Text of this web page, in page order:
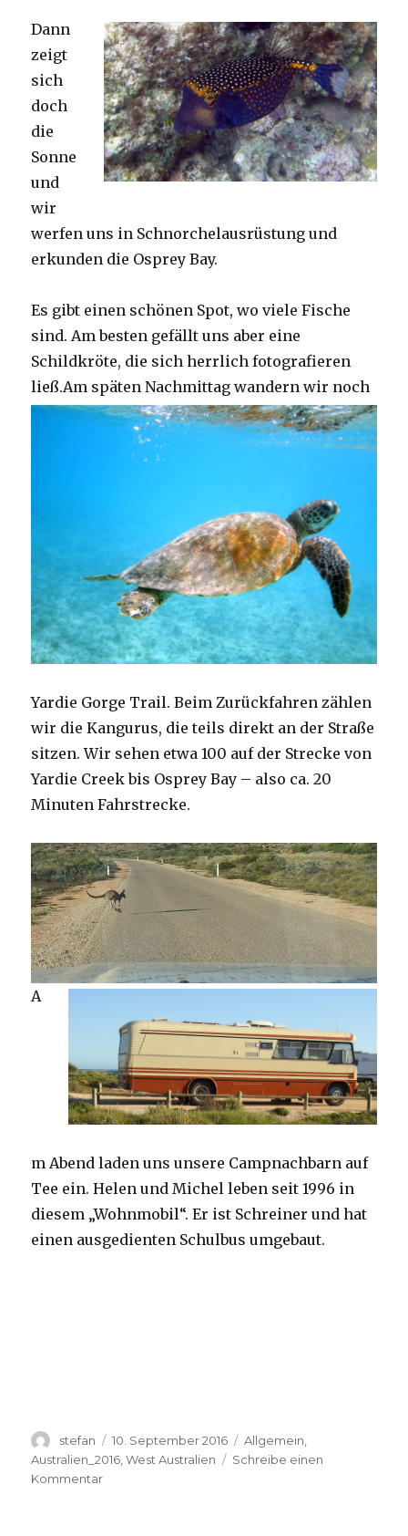
Dann
zeigt
sich
doch
die
Sonne
und
wir
werfen uns in Schnorchelausrüstung und
erkunden die Osprey Bay.
Es gibt einen schönen Spot, wo viele Fische
sind. Am besten gefällt uns aber eine
Schildkröte, die sich herrlich fotografieren
ließ.Am späten Nachmittag wandern wir noch
Yardie Gorge Trail. Beim Zurückfahren zählen
wir die Kangurus, die teils direkt an der Straße
sitzen. Wir sehen etwa 100 auf der Strecke von
Yardie Creek bis Osprey Bay – also ca. 20
Minuten Fahrstrecke.
A
m Abend laden uns unsere Campnachbarn auf
Tee ein. Helen und Michel leben seit 1996 in
diesem „Wohnmobil“. Er ist Schreiner und hat
einen ausgedienten Schulbus umgebaut.
Autor
stefan
Veröffentlicht
am
10. September 2016 Kategorien
Allgemein
Australien_2016 ,West Australien
Schreibe einen
Kommentarzu